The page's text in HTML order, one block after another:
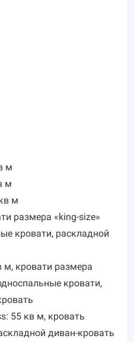
м
м
м
размера «king-size»
кровати, раскладной
м, кровати размера
кровати,
55 кв м, кровать
диван-кровать